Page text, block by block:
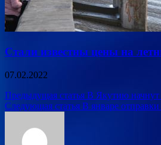
Стали известны цены на
07.02.2022
Навигация
по
записям
Предыдущая статья В Якутию начнут
Следующая статья В январе